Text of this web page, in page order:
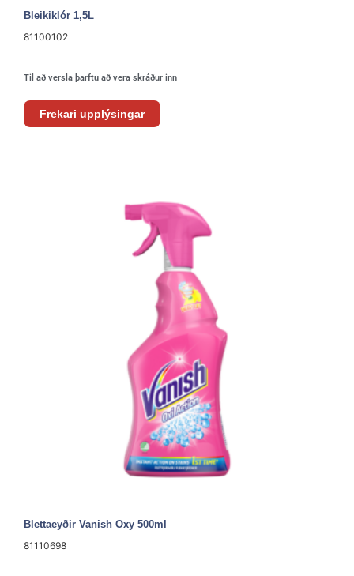
Bleikiklór 1,5L
81100102
Til að versla þarftu að vera skráður inn
Frekari upplýsingar
Blettaeyðir Vanish Oxy 500ml
81110698